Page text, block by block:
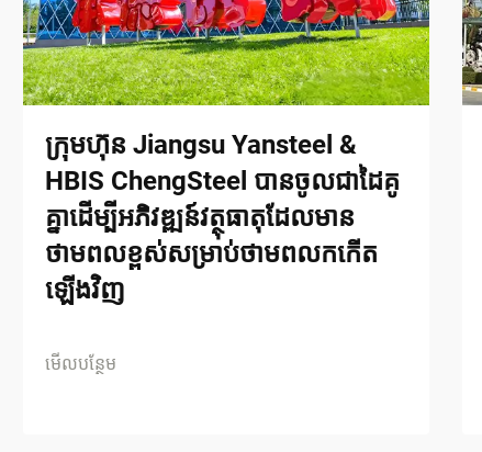
ក្រុមហ៊ុន Jiangsu Yansteel &
HBIS ChengSteel បានចូលជាដៃគូ
គ្នាដើម្បីអភិវឌ្ឍន៍វត្ថុធាតុដែលមាន
ថាមពលខ្ពស់សម្រាប់ថាមពលកកើត
ឡើងវិញ
មើលបន្ថែម